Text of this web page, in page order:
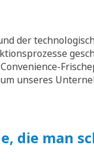
der
unseres
die man